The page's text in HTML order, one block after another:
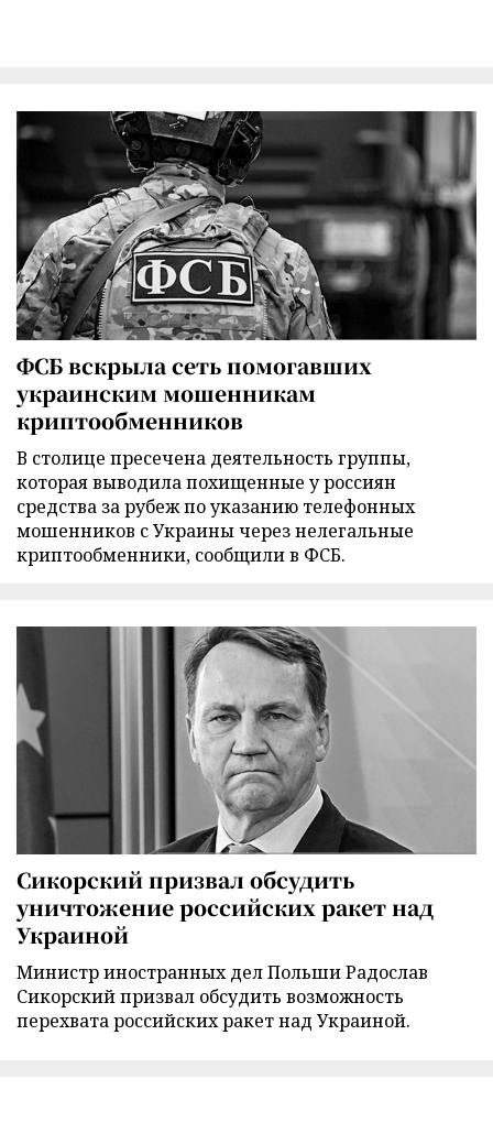
ФСБ вскрыла сеть помогавших
украинским мошенникам
криптообменников
В столице пресечена деятельность группы,
которая выводила похищенные у россиян
средства за рубеж по указанию телефонных
мошенников с Украины через нелегальные
криптообменники, сообщили в ФСБ.
Сикорский призвал обсудить
уничтожение российских ракет над
Украиной
Министр иностранных дел Польши Радослав
Сикорский призвал обсудить возможность
перехвата российских ракет над Украиной.